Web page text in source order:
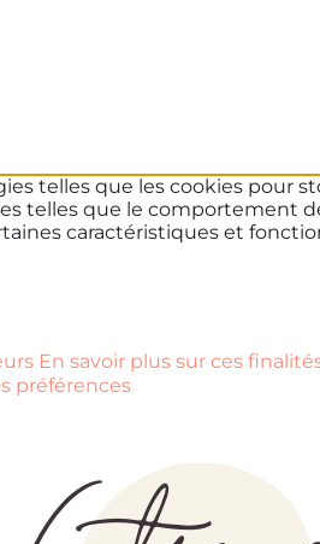
telles que les cookies pour
telles que le comportement
caractéristiques et
En savoir plus sur ces
préférences